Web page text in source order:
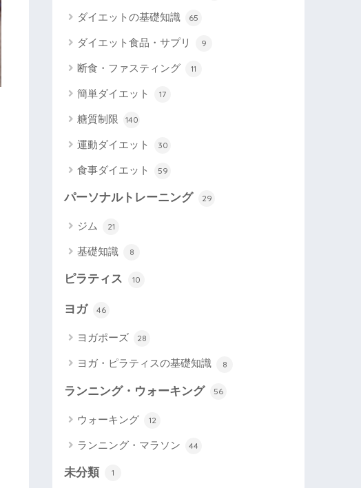
ダイエットの基礎知識 65
ダイエット食品・サプリ 9
断食・ファスティング 11
簡単ダイエット 17
糖質制限 140
運動ダイエット 30
食事ダイエット 59
パーソナルトレーニング 29
ジム 21
基礎知識 8
ピラティス 10
ヨガ 46
ヨガポーズ 28
ヨガ・ピラティスの基礎知識 8
ランニング・ウォーキング 56
ウォーキング 12
ランニング・マラソン 44
未分類 1